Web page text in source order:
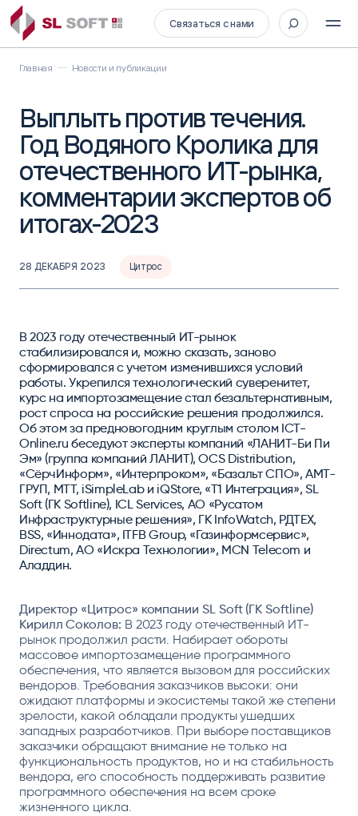
Связаться с нами
Главная Новости и публикации
Выплыть против течения.
Год Водяного Кролика для
отечественного ИТ-рынка,
комментарии экспертов об
итогах-2023
28 ДЕКАБРЯ 2023 Цитрос
В 2023 году отечественный ИТ-рынок
стабилизировался и, можно сказать, заново
сформировался с учетом изменившихся условий
работы. Укрепился технологический суверенитет,
курс на импортозамещение стал безальтернативным,
рост спроса на российские решения продолжился.
Об этом за предновогодним круглым столом ICT-
Online.ru беседуют эксперты компаний «ЛАНИТ-Би Пи
Эм» (группа компаний ЛАНИТ), OCS Distribution,
«СёрчИнформ», «Интерпроком», «Базальт СПО», АМТ-
ГРУП, МТТ, iSimpleLab и iQStore, «Т1 Интеграция», SL
Soft (ГК Softline), ICL Services, АО «Русатом
Инфраструктурные решения», ГК InfoWatch, РДТЕХ,
BSS, «Иннодата», ITFB Group, «Газинформсервис»,
Directum, АО «Искра Технологии», MCN Telecom и
Аладдин.
Директор «Цитрос» компании SL Soft (ГК Softline)
Кирилл Соколов: В 2023 году отечественный ИТ-
рынок продолжил расти. Набирает обороты
массовое импортозамещение программного
обеспечения, что является вызовом для российских
вендоров. Требования заказчиков высоки: они
ожидают платформы и экосистемы такой же степени
зрелости, какой обладали продукты ушедших
западных разработчиков. При выборе поставщиков
заказчики обращают внимание не только на
функциональность продуктов, но и на стабильность
вендора, его способность поддерживать развитие
программного обеспечения на всем сроке
жизненного цикла.